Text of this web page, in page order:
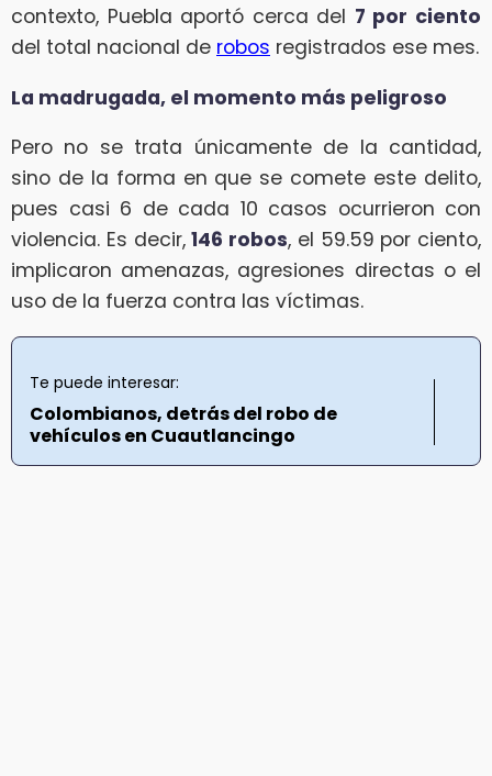
contexto, Puebla aportó cerca del 7 por ciento
del total nacional de robos registrados ese mes.
La madrugada, el momento más peligroso
Pero no se trata únicamente de la cantidad,
sino de la forma en que se comete este delito,
pues casi 6 de cada 10 casos ocurrieron con
violencia. Es decir,146 robos, el 59.59 por ciento,
implicaron amenazas, agresiones directas o el
uso de la fuerza contra las víctimas.
Te puede interesar:
Colombianos, detrás del robo de
vehículos en Cuautlancingo